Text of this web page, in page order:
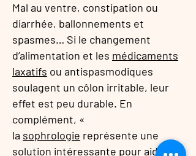
Mal au ventre, constipation ou
diarrhée, ballonnements et
spasmes… Si le changement
d’alimentation et les médicaments
laxatifs ou antispasmodiques
soulagent un côlon irritable, leur
effet est peu durable. En
complément, «
la sophrologie représente une
solution intéressante pour aider la